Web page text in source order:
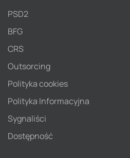
PSD2
BFG
CRS
Outsorcing
Polityka cookies
Polityka Informacyjna
Sygnaliści
Dostępność